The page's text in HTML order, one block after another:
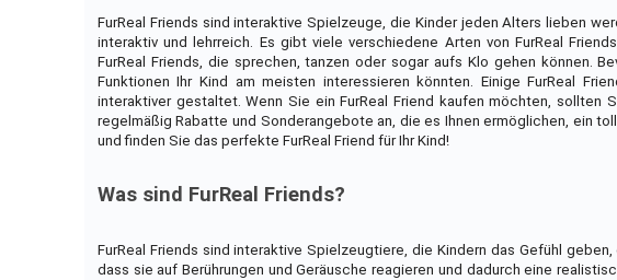
FurReal Friends sind interaktive Spielzeuge, die Kinder jeden Alters lieben
interaktiv und lehrreich. Es gibt viele verschiedene Arten von FurReal
FurReal Friends, die sprechen, tanzen oder sogar aufs Klo gehen können.
Funktionen Ihr Kind am meisten interessieren könnten. Einige FurReal
interaktiver gestaltet. Wenn Sie ein FurReal Friend kaufen möchten,
regelmäßig Rabatte und Sonderangebote an, die es Ihnen ermöglichen, ein
und finden Sie das perfekte FurReal Friend für Ihr Kind!
Was sind FurReal Friends?
FurReal Friends sind interaktive Spielzeugtiere, die Kindern das Gefühl
dass sie auf Berührungen und Geräusche reagieren und dadurch eine